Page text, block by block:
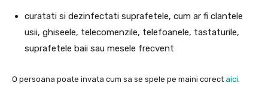
curatati si dezinfectati suprafetele, cum ar fi clantele
usii, ghiseele, telecomenzile, telefoanele, tastaturile,
suprafetele baii sau mesele frecvent
O persoana poate invata cum sa se spele pe maini corect aici